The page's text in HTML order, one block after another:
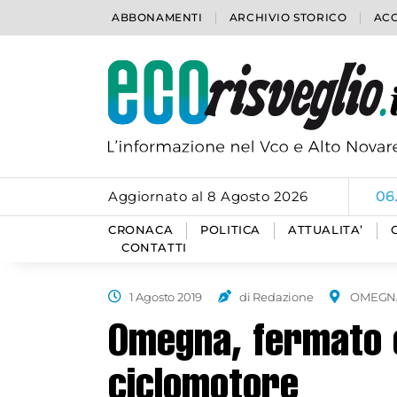
ABBONAMENTI ARCHIVIO STORICO
Aggiornato al 8 Agosto 2026
CRONACA POLITICA ATTUALITA’
CONTATTI
1 Agosto 2019 di Redazione
Omegna,